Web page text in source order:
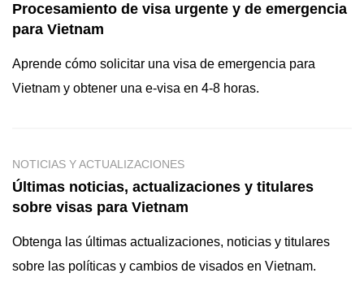
Procesamiento de visa urgente y de emergencia
para Vietnam
Aprende cómo solicitar una visa de emergencia para
Vietnam y obtener una e-visa en 4-8 horas.
NOTICIAS Y ACTUALIZACIONES
Últimas noticias, actualizaciones y titulares
sobre visas para Vietnam
Obtenga las últimas actualizaciones, noticias y titulares
sobre las políticas y cambios de visados en Vietnam.